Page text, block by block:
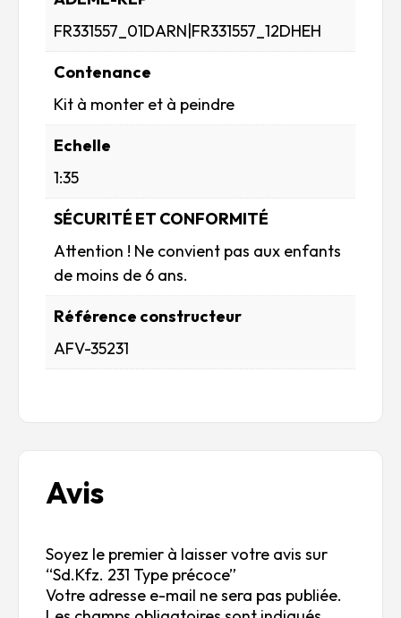
FR331557_01DARN|FR331557_12DHEH
Contenance
Kit à monter et à peindre
Echelle
1:35
SÉCURITÉ ET CONFORMITÉ
Attention ! Ne convient pas aux enfants
de moins de 6 ans.
Référence constructeur
AFV-35231
Avis
Soyez le premier à laisser votre avis sur
“Sd.Kfz. 231 Type précoce”
Votre adresse e-mail ne sera pas publiée.